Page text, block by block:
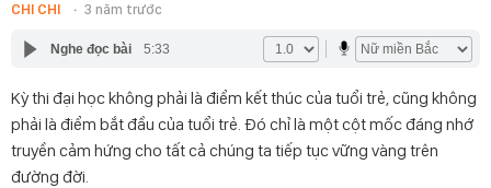
CHI CHI 3 năm trước
Nghe đọc bài 5:33
Kỳ thi đại học không phải là điểm kết thúc của tuổi trẻ, cũng không
phải là điểm bắt đầu của tuổi trẻ. Đó chỉ là một cột mốc đáng nhớ
truyền cảm hứng cho tất cả chúng ta tiếp tục vững vàng trên
đường đời.